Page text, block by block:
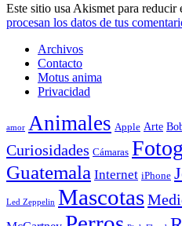
Este sitio usa Akismet para reducir
procesan los datos de tus
Archivos
Contacto
Motus anima
Privacidad
amor Animales Apple Arte
Curiosidades Cámaras
Guatemala Internet iPhone
Led Zeppelin Mascotas